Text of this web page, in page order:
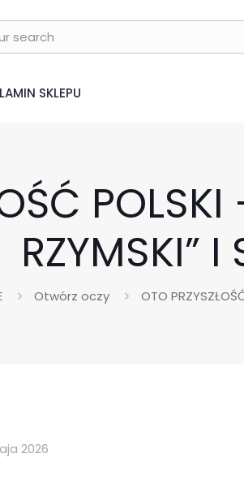
SKLEPU
POLSKI
RZYMSKI” I
Otwórz oczy OTO
2026